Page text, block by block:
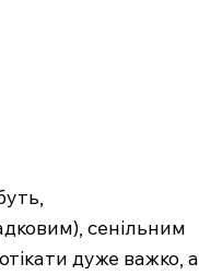
сенільним
дуже важко, а